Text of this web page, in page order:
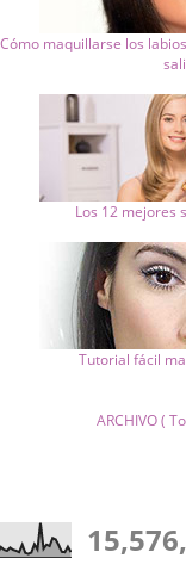
Cómo maquillarse los
Los 12 mejores
Tutorial fácil
ARCHIVO (